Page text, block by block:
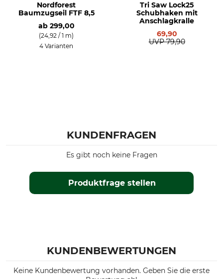
Nordforest
Baumzugseil FTF 8,5
ab 299,00
(24,92 / 1 m)
4 Varianten
Tri Saw Lock25
Schubhaken mit
Anschlagkralle
69,90
UVP 79,90
KUNDENFRAGEN
Produktfrage stellen
Es gibt noch keine Fragen
KUNDENBEWERTUNGEN
Keine Kundenbewertung vorhanden. Geben Sie die erste